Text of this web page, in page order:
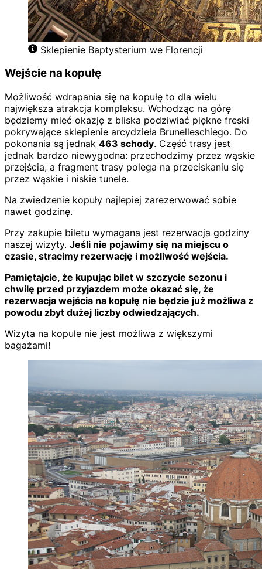
Sklepienie Baptysterium we Florencji
Wejście na kopułę
Możliwość wdrapania się na kopułę to dla wielu
największa atrakcja kompleksu. Wchodząc na górę
będziemy mieć okazję z bliska podziwiać piękne freski
pokrywające sklepienie arcydzieła Brunelleschiego. Do
pokonania są jednak 463 schody. Część trasy jest
jednak bardzo niewygodna: przechodzimy przez wąskie
przejścia, a fragment trasy polega na przeciskaniu się
przez wąskie i niskie tunele.
Na zwiedzenie kopuły najlepiej zarezerwować sobie
nawet godzinę.
Przy zakupie biletu wymagana jest rezerwacja godziny
naszej wizyty. Jeśli nie pojawimy się na miejscu o
czasie, stracimy rezerwację i możliwość wejścia.
Pamiętajcie, że kupując bilet w szczycie sezonu i
chwilę przed przyjazdem może okazać się, że
rezerwacja wejścia na kopułę nie będzie już możliwa z
powodu zbyt dużej liczby odwiedzających.
Wizyta na kopule nie jest możliwa z większymi
bagażami!